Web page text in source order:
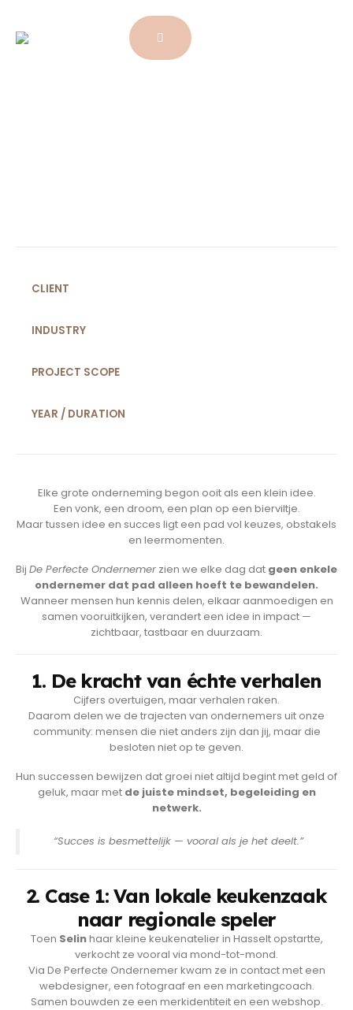
CLIENT
INDUSTRY
PROJECT SCOPE
YEAR / DURATION
Elke grote onderneming begon ooit als een klein idee.
Een vonk, een droom, een plan op een bierviltje.
Maar tussen idee en succes ligt een pad vol keuzes, obstakels
en leermomenten.
Bij De Perfecte Ondernemer zien we elke dag dat geen enkele
ondernemer dat pad alleen hoeft te bewandelen.
Wanneer mensen hun kennis delen, elkaar aanmoedigen en
samen vooruitkijken, verandert een idee in impact —
zichtbaar, tastbaar en duurzaam.
1. De kracht van échte verhalen
Cijfers overtuigen, maar verhalen raken.
Daarom delen we de trajecten van ondernemers uit onze
community: mensen die niet anders zijn dan jij, maar die
besloten niet op te geven.
Hun successen bewijzen dat groei niet altijd begint met geld of
geluk, maar met de juiste mindset, begeleiding en
netwerk.
“Succes is besmettelijk — vooral als je het deelt.”
2. Case 1: Van lokale keukenzaak
naar regionale speler
Toen Selinhaar kleine keukenatelier in Hasselt opstartte,
verkocht ze vooral via mond-tot-mond.
Via De Perfecte Ondernemer kwam ze in contact met een
webdesigner, een fotograaf en een marketingcoach.
Samen bouwden ze een merkidentiteit en een webshop.